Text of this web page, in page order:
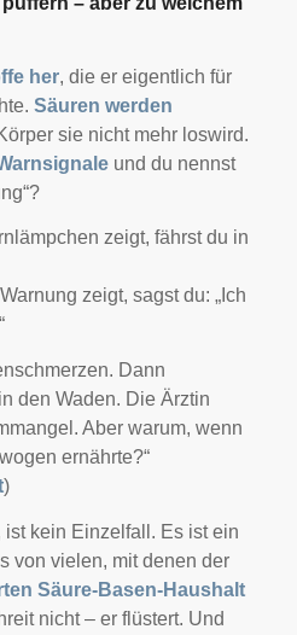
her, die er eigentlich für
Säuren werden
sie nicht mehr loswird.
und du nennst
zeigt, fährst du in
zeigt, sagst du: „Ich
Dann
den Waden. Die Ärztin
Aber warum, wenn
ernährte?“
)
ist kein Einzelfall. Es ist ein
von vielen, mit denen der
Säure-Basen-Haushalt
nicht – er flüstert. Und